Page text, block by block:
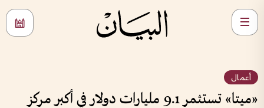
أعمال
«ميتا» تستثمر 9.1 مليارات دولار في أكبر مركز